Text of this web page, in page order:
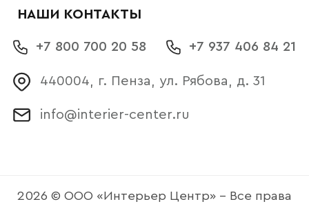
НАШИ КОНТАКТЫ
+7 800 700 20 58 +7 937 406 84 21
440004, г. Пенза, ул. Рябова, д. 31
info@interier-center.ru
2026 © ООО «Интерьер Центр» - Все права